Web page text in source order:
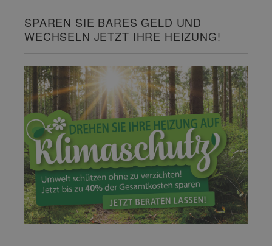
SPAREN SIE BARES GELD UND
WECHSELN JETZT IHRE HEIZUNG!